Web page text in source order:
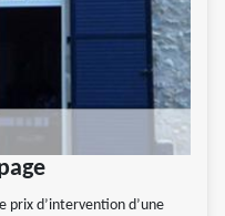
prix d’intervention d’une